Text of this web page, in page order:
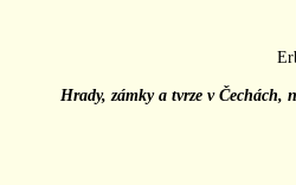
Hrady, zámky a tvrze v